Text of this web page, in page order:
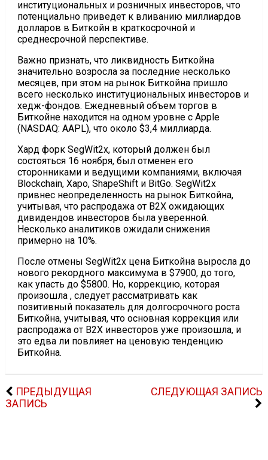
институциональных и розничных инвесторов, что
потенциально приведет к вливанию миллиардов
долларов в Биткойн в краткосрочной и
среднесрочной перспективе.
Важно признать, что ликвидность Биткойна
значительно возросла за последние несколько
месяцев, при этом на рынок Биткойна пришло
всего несколько институциональных инвесторов и
хедж-фондов. Ежедневный объем торгов в
Биткойне находится на одном уровне с Apple
(NASDAQ: AAPL), что около $3,4 миллиарда.
Хард форк SegWit2x, который должен был
состояться 16 ноября, был отменен его
сторонниками и ведущими компаниями, включая
Blockchain, Xapo, ShapeShift и BitGo. SegWit2x
привнес неопределенность на рынок Биткойна,
учитывая, что распродажа от B2X ожидающих
дивидендов инвесторов была уверенной.
Несколько аналитиков ожидали снижения
примерно на 10%.
После отмены SegWit2x цена Биткойна выросла до
нового рекордного максимума в $7900, до того,
как упасть до $5800. Но, коррекцию, которая
произошла , следует рассматривать как
позитивный показатель для долгосрочного роста
Биткойна, учитывая, что основная коррекция или
распродажа от B2X инвесторов уже произошла, и
это едва ли повлияет на ценовую тенденцию
Биткойна.
ПРЕДЫДУЩАЯ
ЗАПИСЬ
СЛЕДУЮЩАЯ ЗАПИСЬ